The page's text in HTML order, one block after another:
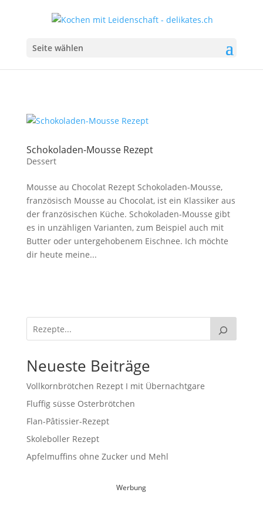
Seite wählen
Schokoladen-Mousse Rezept
Dessert
Mousse au Chocolat Rezept Schokoladen-Mousse,
französisch Mousse au Chocolat, ist ein Klassiker aus
der französischen Küche. Schokoladen-Mousse gibt
es in unzähligen Varianten, zum Beispiel auch mit
Butter oder untergehobenem Eischnee. Ich möchte
dir heute meine...
Neueste Beiträge
Vollkornbrötchen Rezept I mit Übernachtgare
Fluffig süsse Osterbrötchen
Flan-Pâtissier-Rezept
Skoleboller Rezept
Apfelmuffins ohne Zucker und Mehl
Werbung